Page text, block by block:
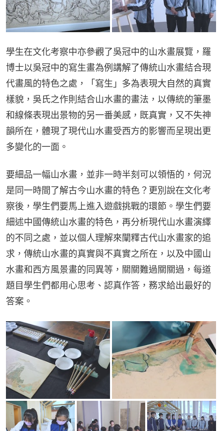
學生在文化考察中亦參觀了吳冠中的山水畫展覽，羅
博士以吳冠中的寫生畫為例講解了傳統山水畫結合現
代畫風的特色之處，「寫生」多為表現大自然的真實
樣貌，吳氏之作則結合山水畫的畫法，以傳統的筆墨
和線條表現出景物的另一番美感，既真實，又不失神
韻所在，體現了現代山水畫受西方的影響而呈現出更
多變化的一面。
要細品一幅山水畫，並非一時半刻可以領悟的，何況
是同一時間了解古今山水畫的特色？更別說在文化考
察後，學生們要馬上進入遊戲挑戰的環節。學生們要
細述中國傳統山水畫的特色，再分析現代山水畫演繹
的不同之處，並以個人理解來闡釋古代山水畫家的追
求，傳統山水畫的真實與不真實之所在，以及中國山
水畫和西方風景畫的同異等，關關難過關關過，每道
題目學生們都用心思考、認真作答，務求給出最好的
答案。